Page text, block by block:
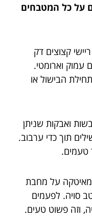
על כל המטבחים
קצוצים דק
עמוק וארומטי.
הבישול או
ואבקות שניתן
תוך כדי ערבוב.
טעמים.
מאיטקה על מחבת
סויה. לפעמים